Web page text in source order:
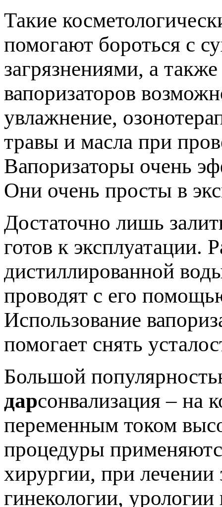
Такие
помогают бороться с
загрязнениями, а
вапоризаторов
увлажнение,
травы и масла при
Вапоризаторы очень
Они очень просты в
Достаточно лишь
готов к эксплуатации.
дистиллированной
проводят с его
Использование
помогает снять
Большой
дарсонвализация – на
переменным током
процедуры
хирургии, при лечении
гинекологии, урологии